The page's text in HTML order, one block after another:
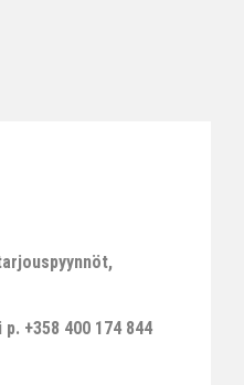
+358 400 174 844